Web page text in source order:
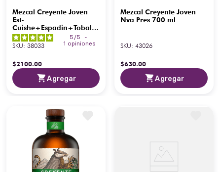
Mezcal Creyente Joven
Est-
Cuishe+Espadin+Tobala
375 ml
5 /5
-
1 opiniones
SKU: 38033
$2100.00
Agregar
Mezcal Creyente Joven
Nva Pres 700 ml
SKU: 43026
$630.00
Agregar